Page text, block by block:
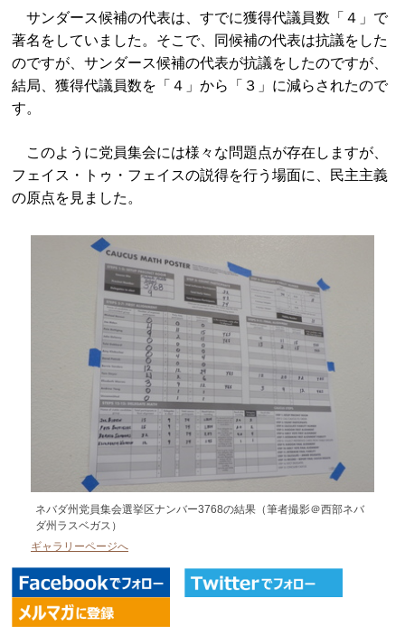
サンダース候補の代表は、すでに獲得代議員数「４」で
著名をしていました。そこで、同候補の代表は抗議をした
のですが、サンダース候補の代表が抗議をしたのですが、
結局、獲得代議員数を「４」から「３」に減らされたので
す。
このように党員集会には様々な問題点が存在しますが、
フェイス・トゥ・フェイスの説得を行う場面に、民主主義
の原点を見ました。
ネバダ州党員集会選挙区ナンバー3768の結果（筆者撮影＠西部ネバ
ダ州ラスベガス）
ギャラリーページへ